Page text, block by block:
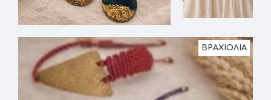
ΒΡΑΧΙΟΛΙΑ